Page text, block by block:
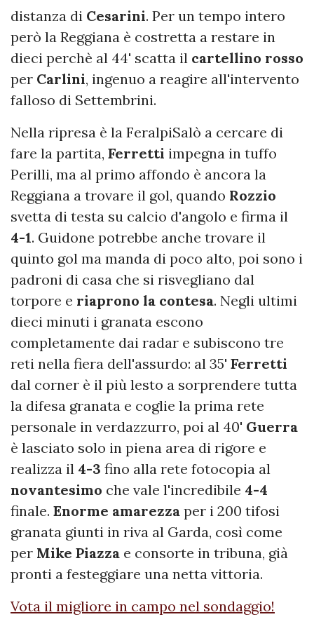
distanza di Cesarini. Per un tempo intero
però la Reggiana è costretta a restare in
dieci perchè al 44' scatta il cartellino rosso
per Carlini, ingenuo a reagire all'intervento
falloso di Settembrini.
Nella ripresa è la FeralpiSalò a cercare di
fare la partita, Ferretti impegna in tuffo
Perilli, ma al primo affondo è ancora la
Reggiana a trovare il gol, quando Rozzio
svetta di testa su calcio d'angolo e firma il
4-1. Guidone potrebbe anche trovare il
quinto gol ma manda di poco alto, poi sono i
padroni di casa che si risvegliano dal
torpore e riaprono la contesa. Negli ultimi
dieci minuti i granata escono
completamente dai radar e subiscono tre
reti nella fiera dell'assurdo: al 35' Ferretti
dal corner è il più lesto a sorprendere tutta
la difesa granata e coglie la prima rete
personale in verdazzurro, poi al 40' Guerra
è lasciato solo in piena area di rigore e
realizza il 4-3 fino alla rete fotocopia al
novantesimo che vale l'incredibile 4-4
finale. Enorme amarezza per i 200 tifosi
granata giunti in riva al Garda, così come
per Mike Piazza e consorte in tribuna, già
pronti a festeggiare una netta vittoria.
Vota il migliore in campo nel sondaggio!